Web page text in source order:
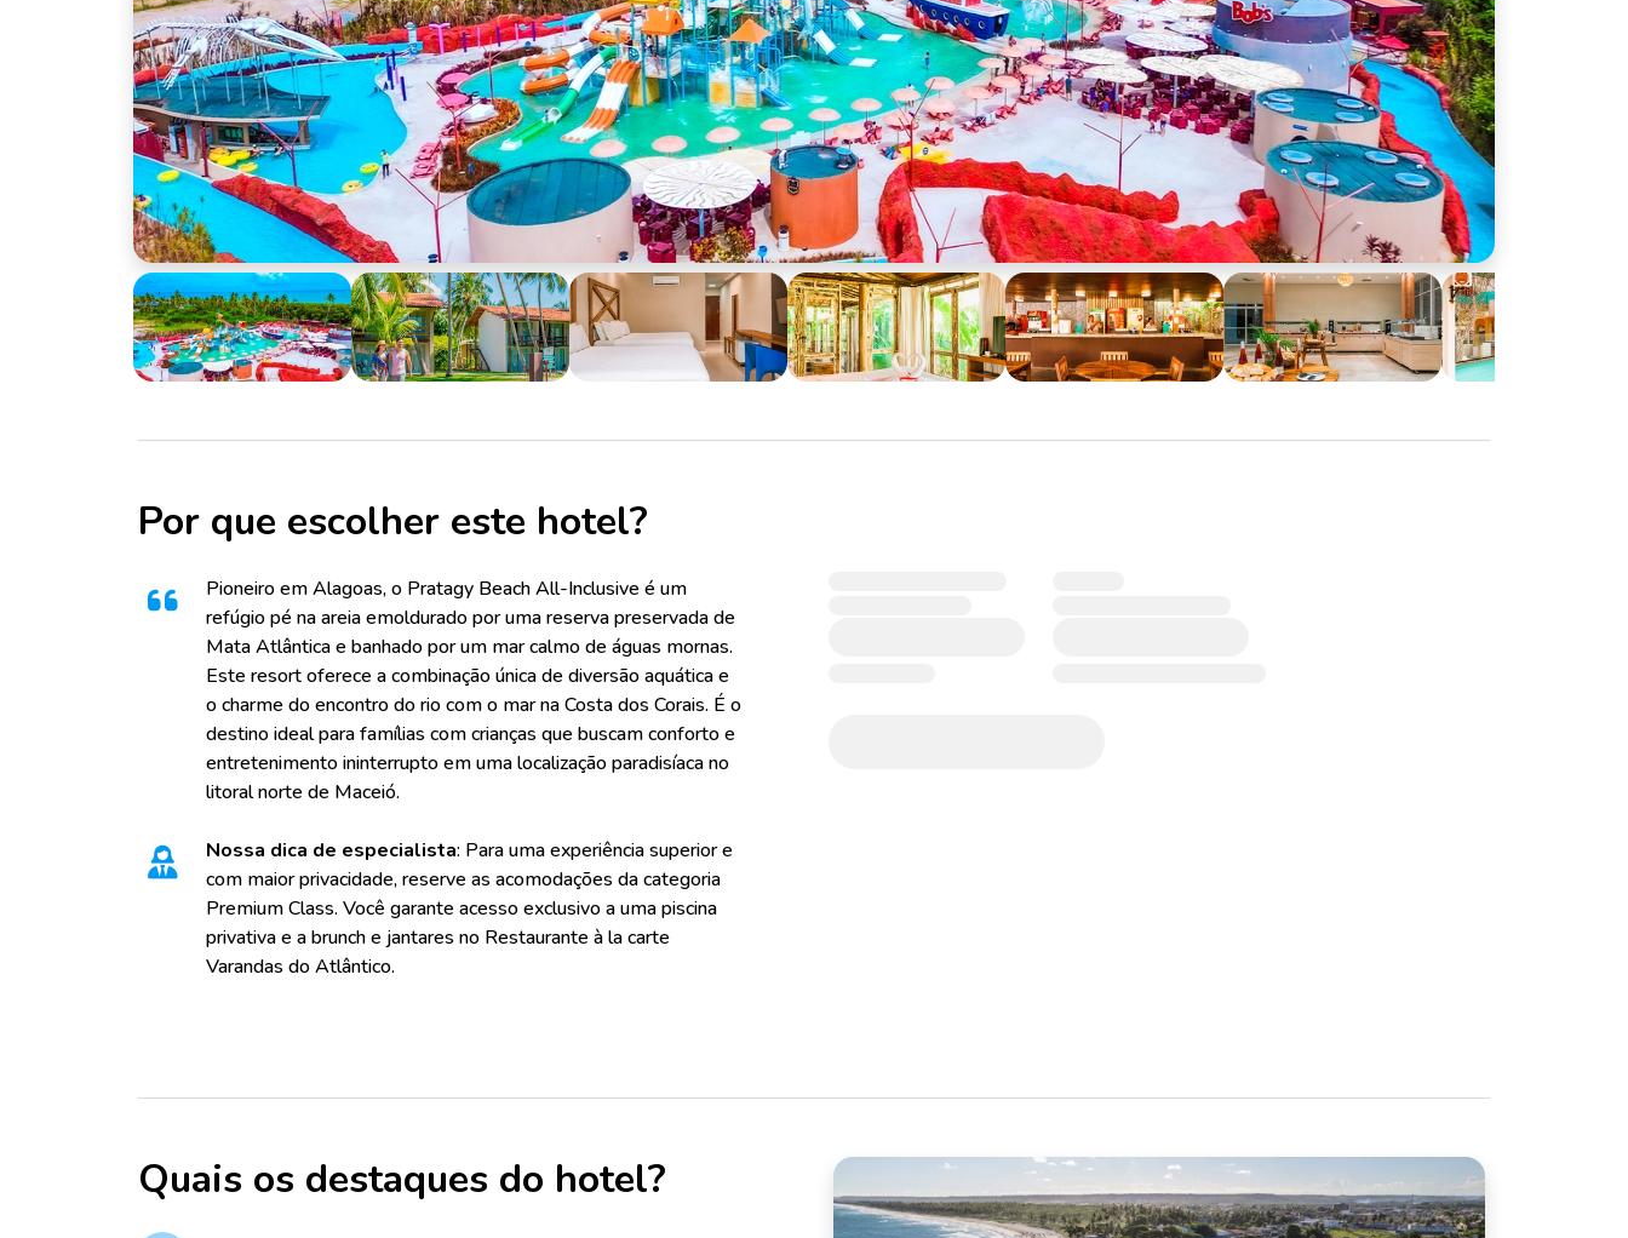
Por que escolher este hotel?
Pioneiro em Alagoas, o Pratagy Beach All-Inclusive é um
refúgio pé na areia emoldurado por uma reserva preservada de
Mata Atlântica e banhado por um mar calmo de águas mornas.
Este resort oferece a combinação única de diversão aquática e
o charme do encontro do rio com o mar na Costa dos Corais. É o
destino ideal para famílias com crianças que buscam conforto e
entretenimento ininterrupto em uma localização paradisíaca no
litoral norte de Maceió.
Nossa dica de especialista: Para uma experiência superior e
com maior privacidade, reserve as acomodações da categoria
Premium Class. Você garante acesso exclusivo a uma piscina
privativa e a brunch e jantares no Restaurante à la carte
Varandas do Atlântico.
Quais os destaques do hotel?